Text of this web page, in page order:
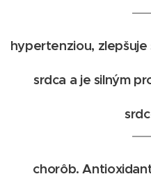
hypertenziou,
srdca a je silným
chorôb.